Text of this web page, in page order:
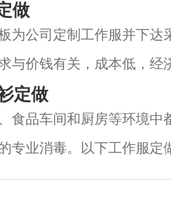
不像衬衫那样呆板严肃，
穿着。 尽管POLO衫的款
做
为公司定制工作服并下达
与价钱有关，成本低，经
工作服的特点，盲目追求
那么，我们需要注意什么
定做
食品车间和厨房等环境中
专业消毒。以下工作服定
毒方法有哪些，以及工作